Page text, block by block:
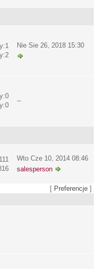
Nie Sie 26, 2018 15:30
--
Wto Cze 10, 2014 08:46
salesperson
[ Preferencje ]